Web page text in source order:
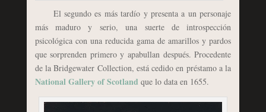
El segundo es más tardío y presenta a un personaje
más maduro y serio, una suerte de introspección
psicológica con una reducida gama de amarillos y pardos
que sorprenden primero y apabullan después. Procedente
de la Bridgewater Collection, está cedido en préstamo a la
National Gallery of Scotland que lo data en 1655.